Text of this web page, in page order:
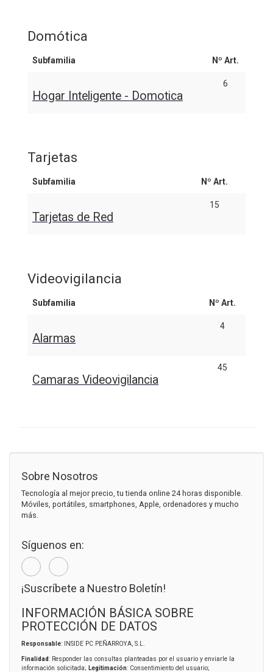
Domótica
Subfamilia Nº Art.
Hogar Inteligente - Domotica
6
Tarjetas
Subfamilia Nº Art.
Tarjetas de Red
15
Videovigilancia
Subfamilia Nº Art.
Alarmas
4
Camaras Videovigilancia
45
Sobre Nosotros
Tecnología al mejor precio, tu tienda online 24 horas disponible.
Móviles, portátiles, smartphones, Apple, ordenadores y mucho
más.
Síguenos en:
¡Suscríbete a Nuestro Boletín!
INFORMACIÓN BÁSICA SOBRE
PROTECCIÓN DE DATOS
Responsable: INSIDE PC PEÑARROYA, S.L.
Finalidad: Responder las consultas planteadas por el usuario y enviarle la
información solicitada; Legitimación: Consentimiento del usuario;